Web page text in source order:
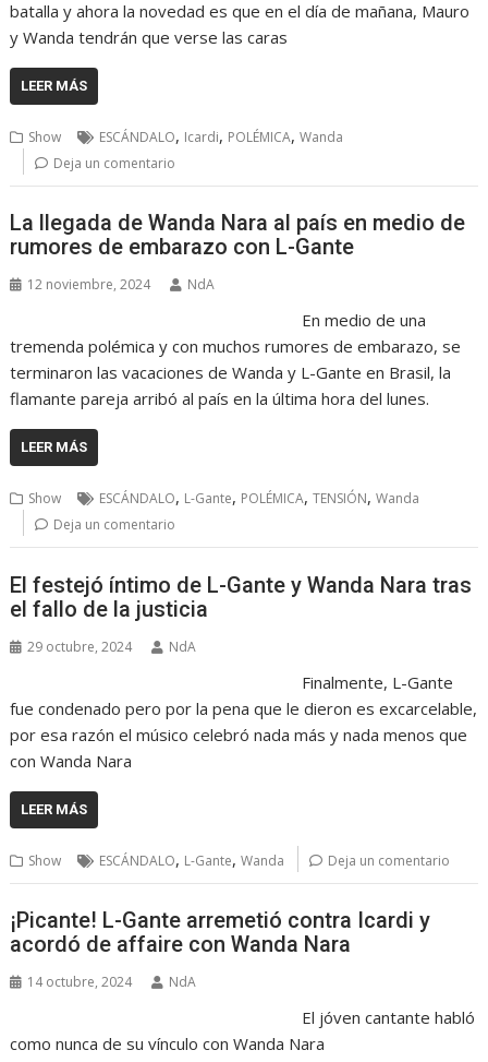
batalla y ahora la novedad es que en el día de mañana, Mauro
y Wanda tendrán que verse las caras
LEER MÁS
Show ESCÁNDALO, Icardi, POLÉMICA,Wanda
Deja un comentario
La llegada de Wanda Nara al país en medio de
rumores de embarazo con L-Gante
12 noviembre, 2024 NdA
En medio de una
tremenda polémica y con muchos rumores de embarazo, se
terminaron las vacaciones de Wanda y L-Gante en Brasil, la
flamante pareja arribó al país en la última hora del lunes.
LEER MÁS
Show ESCÁNDALO, L-Gante, POLÉMICA,TENSIÓN,Wanda
Deja un comentario
El festejó íntimo de L-Gante y Wanda Nara tras
el fallo de la justicia
29 octubre, 2024 NdA
Finalmente, L-Gante
fue condenado pero por la pena que le dieron es excarcelable,
por esa razón el músico celebró nada más y nada menos que
con Wanda Nara
LEER MÁS
Show ESCÁNDALO, L-Gante,Wanda Deja un comentario
¡Picante! L-Gante arremetió contra Icardi y
acordó de affaire con Wanda Nara
14 octubre, 2024 NdA
El jóven cantante habló
como nunca de su vínculo con Wanda Nara